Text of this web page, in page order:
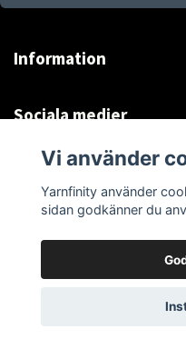
Information
Sociala medier
*Se Information och
©
Vi använder
Yarnfinity använder
sidan godkänner du